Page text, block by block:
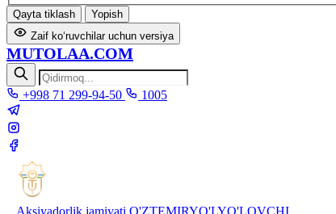
Qayta tiklash
Yopish
Zaif ko‘ruvchilar uchun versiya
MUTOLAA.COM
+998 71 299-94-50 1005